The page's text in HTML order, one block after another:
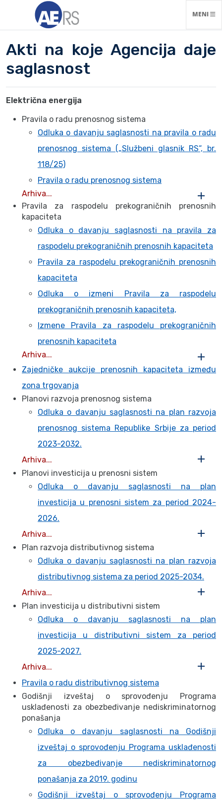
MENI
Akti na koje Agencija daje
saglasnost
Električna energija
Pravila o radu prenosnog sistema
Odluka o davanju saglasnosti na pravila o radu
prenosnog sistema („Službeni glasnik RS“, br.
118/25)
Pravila o radu prenosnog sistema
Arhiva...
Pravila za raspodelu prekograničnih prenosnih
kapaciteta
Odluka o davanju saglasnosti na pravila za
raspodelu prekograničnih prenosnih kapaciteta
Pravila za raspodelu prekograničnih prenosnih
kapaciteta
Odluka o izmeni Pravila za raspodelu
prekograničnih prenosnih kapaciteta,
Izmene Pravila za raspodelu prekograničnih
prenosnih kapaciteta
Arhiva...
Zajedničke aukcije prenosnih kapaciteta između
zona trgovanja
Planovi razvoja prenosnog sistema
Odluka o davanju saglasnosti na plan razvoja
prenosnog sistema Republike Srbije za period
2023-2032.
Arhiva...
Planovi investicija u prenosni sistem
Odluka o davanju saglasnosti na plan
investicija u prenosni sistem za period 2024-
2026.
Arhiva...
Plan razvoja distributivnog sistema
Odluka o davanju saglasnosti na plan razvoja
distributivnog sistema za period 2025-2034.
Arhiva...
Plan investicija u distributivni sistem
Odluka o davanju saglasnosti na plan
investicija u distributivni sistem za period
2025-2027.
Arhiva...
Pravila o radu distributivnog sistema
Godišnji izveštaj o sprovođenju Programa
usklađenosti za obezbeđivanje nediskriminatornog
ponašanja
Odluka o davanju saglasnosti na Godišnji
izveštaj o sprovođenju Programa usklađenosti
za obezbeđivanje nediskriminatornog
ponašanja za 2019. godinu
Godišnji izveštaj o sprovođenju Programa